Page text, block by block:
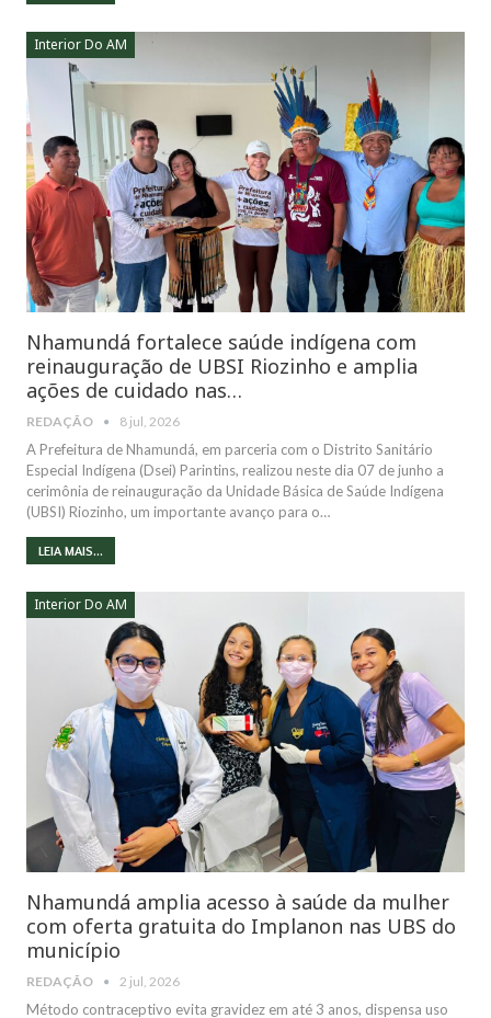
Interior Do AM
Nhamundá fortalece saúde indígena com
reinauguração de UBSI Riozinho e amplia
ações de cuidado nas…
REDAÇÃO 8 jul, 2026
A Prefeitura de Nhamundá, em parceria com o Distrito Sanitário
Especial Indígena (Dsei) Parintins, realizou neste dia 07 de junho a
cerimônia de reinauguração da Unidade Básica de Saúde Indígena
(UBSI) Riozinho, um importante avanço para o…
LEIA MAIS...
Interior Do AM
Nhamundá amplia acesso à saúde da mulher
com oferta gratuita do Implanon nas UBS do
município
REDAÇÃO 2 jul, 2026
Método contraceptivo evita gravidez em até 3 anos, dispensa uso